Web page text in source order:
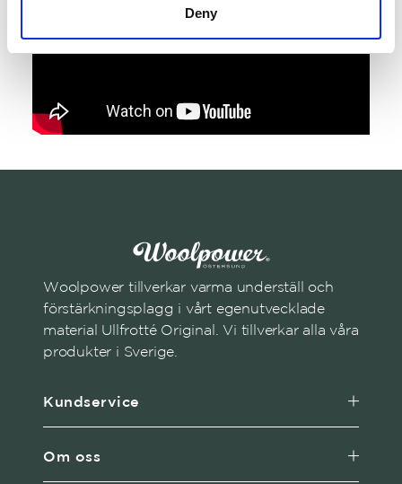
Deny
Woolpower tillverkar varma underställ och
förstärkningsplagg i vårt egenutvecklade
material Ullfrotté Original. Vi tillverkar alla våra
produkter i Sverige.
Kundservice
Om oss